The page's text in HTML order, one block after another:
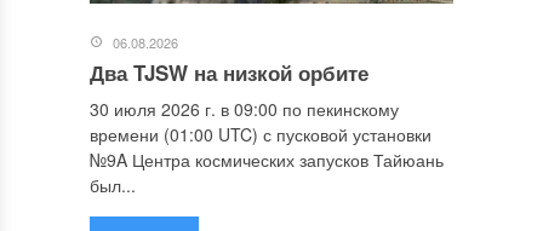
06.08.2026
Два TJSW на низкой орбите
30 июля 2026 г. в 09:00 по пекинскому
времени (01:00 UTC) с пусковой установки
№9A Центра космических запусков Тайюань
был...